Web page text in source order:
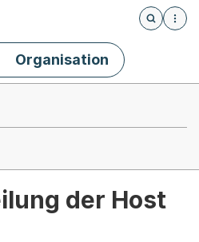
Öffnet
Organisation
der Host